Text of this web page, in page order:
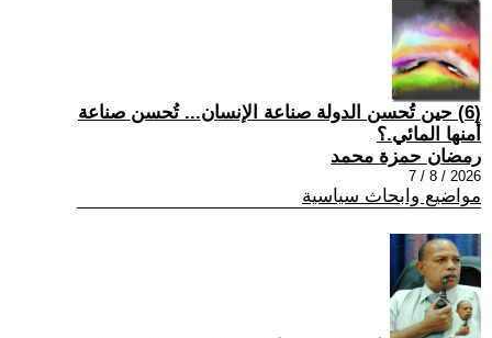
(6) حين تُحسن الدولة صناعة الإنسان... تُحسن صناعة
أمنها المائي.؟
رمضان حمزة محمد
2026 / 8 / 7
مواضيع وابحاث سياسية